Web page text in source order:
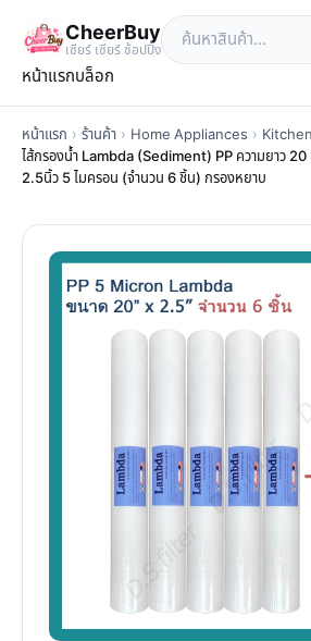
CheerBuy
เซียร์ เซียร์ ช้อปปิ้ง
หน้าแรกบล็อก
หน้าแรก › ร้านค้า › Home Appliances ›
ไส้กรองน้ำ Lambda (Sediment) PP ความยาว
2.5นิ้ว 5 ไมครอน (จำนวน 6 ชิ้น) กรองหยาบ